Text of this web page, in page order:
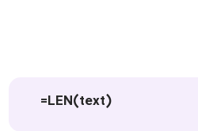
=LEN(text)